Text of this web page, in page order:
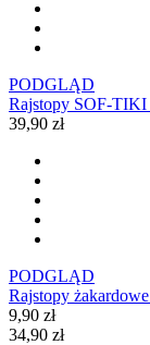
PODGLĄD
Rajstopy SOF-TIKI
39,90 zł
PODGLĄD
Rajstopy
9,90 zł
34,90 zł